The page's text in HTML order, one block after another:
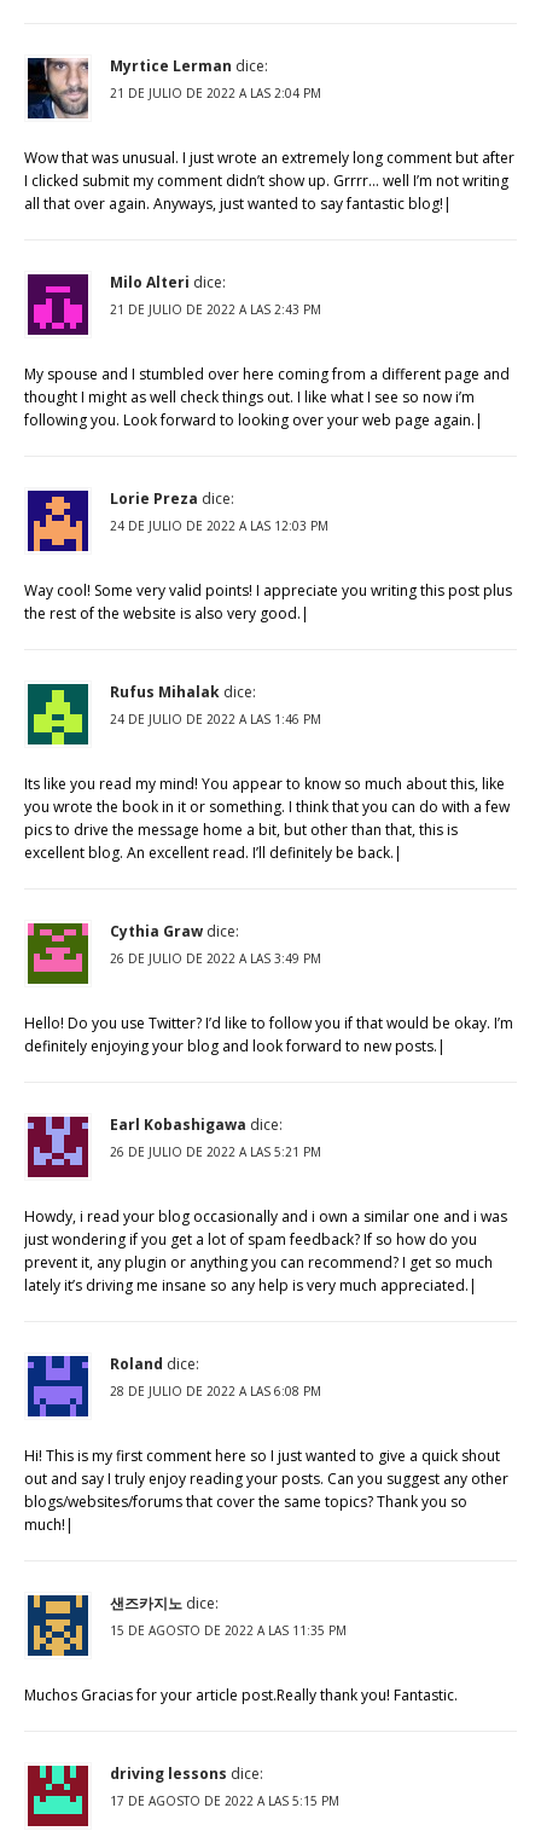
Myrtice Lerman dice:
21 DE JULIO DE 2022 A LAS 2:04 PM
Wow that was unusual. I just wrote an extremely long comment but after
I clicked submit my comment didn’t show up. Grrrr… well I’m not writing
all that over again. Anyways, just wanted to say fantastic blog!|
Milo Alteri dice:
21 DE JULIO DE 2022 A LAS 2:43 PM
My spouse and I stumbled over here coming from a different page and
thought I might as well check things out. I like what I see so now i’m
following you. Look forward to looking over your web page again.|
Lorie Preza dice:
24 DE JULIO DE 2022 A LAS 12:03 PM
Way cool! Some very valid points! I appreciate you writing this post plus
the rest of the website is also very good.|
Rufus Mihalak dice:
24 DE JULIO DE 2022 A LAS 1:46 PM
Its like you read my mind! You appear to know so much about this, like
you wrote the book in it or something. I think that you can do with a few
pics to drive the message home a bit, but other than that, this is
excellent blog. An excellent read. I’ll definitely be back.|
Cythia Graw dice:
26 DE JULIO DE 2022 A LAS 3:49 PM
Hello! Do you use Twitter? I’d like to follow you if that would be okay. I’m
definitely enjoying your blog and look forward to new posts.|
Earl Kobashigawa dice:
26 DE JULIO DE 2022 A LAS 5:21 PM
Howdy, i read your blog occasionally and i own a similar one and i was
just wondering if you get a lot of spam feedback? If so how do you
prevent it, any plugin or anything you can recommend? I get so much
lately it’s driving me insane so any help is very much appreciated.|
Roland dice:
28 DE JULIO DE 2022 A LAS 6:08 PM
Hi! This is my first comment here so I just wanted to give a quick shout
out and say I truly enjoy reading your posts. Can you suggest any other
blogs/websites/forums that cover the same topics? Thank you so
much!|
샌즈카지노 dice:
15 DE AGOSTO DE 2022 A LAS 11:35 PM
Muchos Gracias for your article post.Really thank you! Fantastic.
driving lessons dice:
17 DE AGOSTO DE 2022 A LAS 5:15 PM